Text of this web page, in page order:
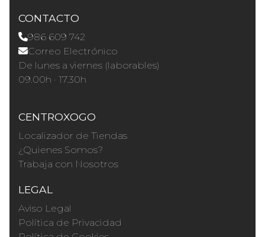
CONTACTO
986 609 742
Correo Electrónico
De lunes a viernes (laborables)
09.00h · 17.30h
CENTROXOGO
Localizador de Tiendas
¿Quienes Somos?
Trabaja con Nosotros
LEGAL
Aviso Legal
Política de Privacidad